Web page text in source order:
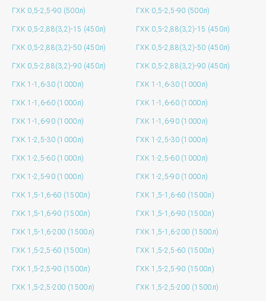
ГХК 0,5-2,5-90 (500л)
ГХК 0,5-2,88(3,2)-15 (450л)
ГХК 0,5-2,88(3,2)-50 (450л)
ГХК 0,5-2,88(3,2)-90 (450л)
ГХК 1-1,6-30 (1000л)
ГХК 1-1,6-60 (1000л)
ГХК 1-1,6-90 (1000л)
ГХК 1-2,5-30 (1000л)
ГХК 1-2,5-60 (1000л)
ГХК 1-2,5-90 (1000л)
ГХК 1,5-1,6-60 (1500л)
ГХК 1,5-1,6-90 (1500л)
ГХК 1,5-1,6-200 (1500л)
ГХК 1,5-2,5-60 (1500л)
ГХК 1,5-2,5-90 (1500л)
ГХК 1,5-2,5-200 (1500л)
ГХК 0,5-2,5-90 (500л)
ГХК 0,5-2,88(3,2)-15 (450л)
ГХК 0,5-2,88(3,2)-50 (450л)
ГХК 0,5-2,88(3,2)-90 (450л)
ГХК 1-1,6-30 (1000л)
ГХК 1-1,6-60 (1000л)
ГХК 1-1,6-90 (1000л)
ГХК 1-2,5-30 (1000л)
ГХК 1-2,5-60 (1000л)
ГХК 1-2,5-90 (1000л)
ГХК 1,5-1,6-60 (1500л)
ГХК 1,5-1,6-90 (1500л)
ГХК 1,5-1,6-200 (1500л)
ГХК 1,5-2,5-60 (1500л)
ГХК 1,5-2,5-90 (1500л)
ГХК 1,5-2,5-200 (1500л)